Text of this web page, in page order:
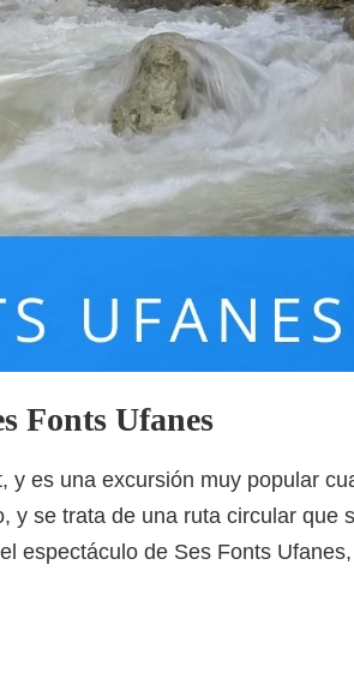
Fonts Ufanes
es una excursión muy popular
se trata de una ruta circular que
espectáculo de Ses Fonts